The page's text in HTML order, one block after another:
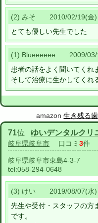
(2) みそ 2010/02/19(金
とても優しい先生でした
(1) Blueeeeee 2009/
患者の話をよく聞いてくれ
そして治療に生かしてくれ
amazon生き残る
71位 ゆいデンタルクリ
岐阜県岐阜市 口コミ 3件
岐阜県岐阜市東島4-3-7
tel:058-294-0648
(3) けい 2019/08/07(水
先生や受付・スタッフの方
です。